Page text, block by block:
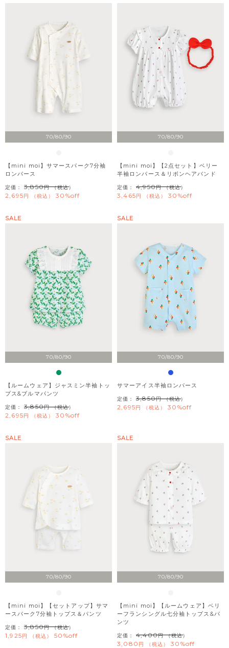
70/80/90
【mini moi】サマースパーク7分袖
ロンパース
定価： 3,850 （税込）
2,695 税込 30%off
70/80/90
【mini moi】【2点セット】ベリー
半袖ロンパース＆リボンヘアバンド
定価： 4,950 （税込）
3,465 税込 30%off
70/80/90
SALE
【ルームウェア】ジャスミン半袖トッ
プス&ブルマパンツ
定価： 3,850 （税込）
2,695 税込 30%off
70/80/90
SALE
サマーアイス半袖ロンパース
定価： 3,850 （税込）
2,695 税込 30%off
70/80/90
SALE
【mini moi】【セットアップ】サマ
ースパーク7分袖トップス＆パンツ
定価： 3,850 （税込）
1,925 税込 50%off
70/80/90
SALE
【mini moi】【ルームウェア】ベリ
ーフランシングル七分袖トップス&パ
ンツ
定価： 4,400 （税込）
3,080 税込 30%off